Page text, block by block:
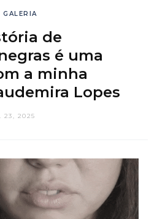
GALERIA
de
é uma
a minha
Lopes
23, 2025